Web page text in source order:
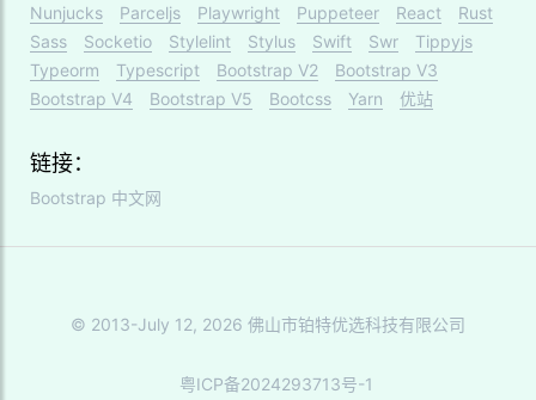
Nunjucks
Parceljs Playwright Puppeteer React
Rust
Sass
Socketio Stylelint Stylus Swift Swr
Tippyjs
Typeorm
Typescript Bootstrap V2
Bootstrap V3
Bootstrap V4
Bootstrap V5 Bootcss Yarn 优站
链接：
Bootstrap 中文网
© 2013-July 12, 2026 佛山市铂特优选科技有限公司
粤ICP备2024293713号-1